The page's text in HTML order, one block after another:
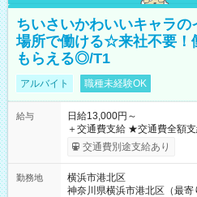
ちいさいかわいいキャラ
場所で働ける☆来社不要！
もらえる◎/T1
アルバイト 職種未経験OK
給与
日給13,000円～
＋交通費支給 ★交通費全額支給！ ┗案件により規定あり ★日払
いOK！（規定あり） ┗働い
ンビニATMから 日払い分を引き落と
交通費別途支給あり
勤務地
横浜市港北区
神奈川県横浜市港北区（最寄